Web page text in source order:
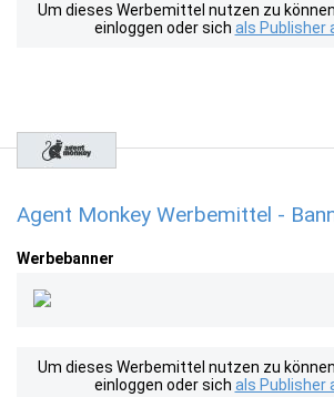
Um dieses Werbemittel nutzen zu
einloggen oder sich als Publisher
Agent Monkey Werbemittel -
Werbebanner
Um dieses Werbemittel nutzen zu
einloggen oder sich als Publisher